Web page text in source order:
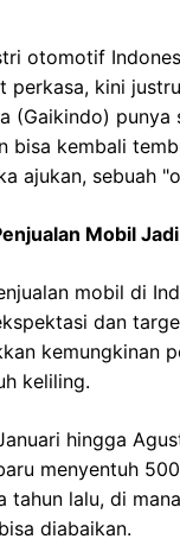
otomotif
perkasa, kini
(Gaikindo)
bisa kembali
ajukan, sebuah
Mobil
mobil di
dan
kemungkinan
keliling.
hingga
menyentuh
tahun lalu, di
diabaikan.